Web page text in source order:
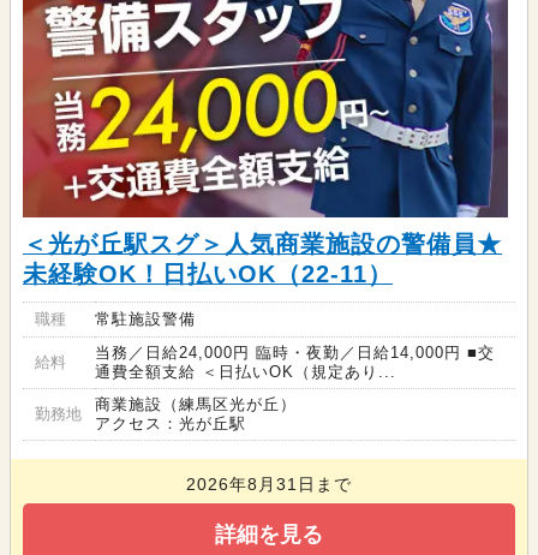
＜光が丘駅スグ＞人気商業施設の警備員★
未経験OK！日払いOK（22-11）
職種 常駐施設警備
給料
当務／日給24,000円 臨時・夜勤／日給14,000円 ■交
通費全額支給 ＜日払いOK（規定あり...
勤務地
商業施設（練馬区光が丘）
アクセス：光が丘駅
2026年8月31日まで
詳細を見る